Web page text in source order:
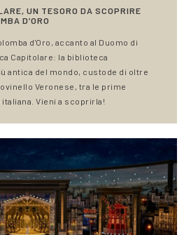
UN TESORO DA SCOPRIRE
D’ORO
d'Oro, accanto al Duomo di
Capitolare: la biblioteca
antica del mondo, custode di oltre
Veronese, tra le prime
Vieni a scoprirla!